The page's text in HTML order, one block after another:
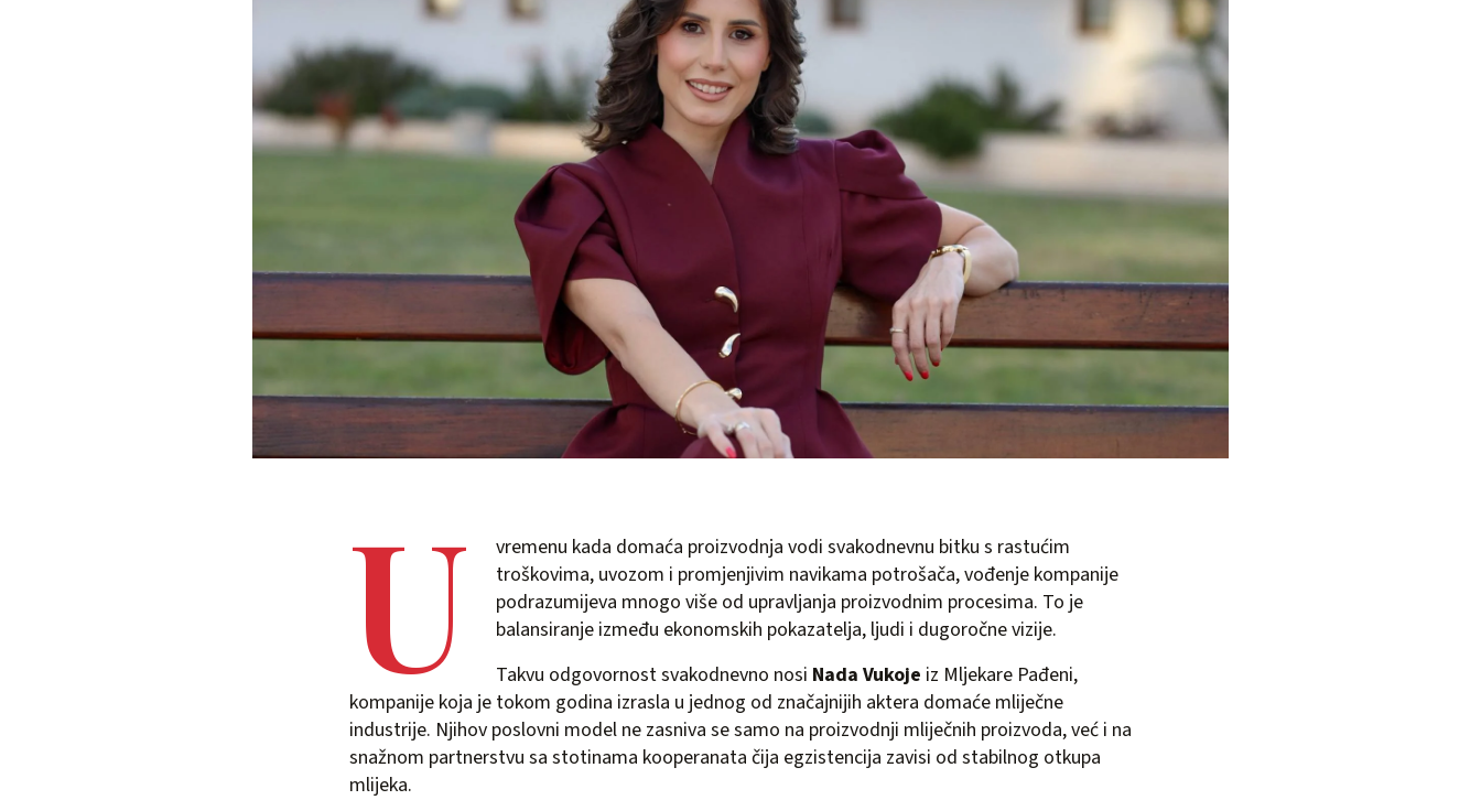
U
vremenu kada domaća proizvodnja vodi svakodnevnu bitku s rastućim
troškovima, uvozom i promjenjivim navikama potrošača, vođenje kompanije
podrazumijeva mnogo više od upravljanja proizvodnim procesima. To je
balansiranje između ekonomskih pokazatelja, ljudi i dugoročne vizije.
Takvu odgovornost svakodnevno nosi Nada Vukoje iz Mljekare Pađeni,
kompanije koja je tokom godina izrasla u jednog od značajnijih aktera domaće mliječne
industrije. Njihov poslovni model ne zasniva se samo na proizvodnji mliječnih proizvoda, već i na
snažnom partnerstvu sa stotinama kooperanata čija egzistencija zavisi od stabilnog otkupa
mlijeka.